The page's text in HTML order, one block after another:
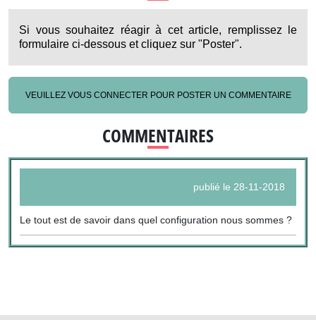
Si vous souhaitez réagir à cet article, remplissez le
formulaire ci-dessous et cliquez sur "Poster".
VEUILLEZ VOUS CONNECTER POUR POSTER UN COMMENTAIRE
COMMENTAIRES
publié le 28-11-2018
Le tout est de savoir dans quel configuration nous sommes ?